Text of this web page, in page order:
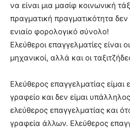
να είναι μια μασίφ κοινωνική
πραγματική πραγματικότητα
ενιαίο φορολογικό σύνολο!
Ελεύθεροι επαγγελματίες είναι
μηχανικοί, αλλά και οι
Ελεύθερος επαγγελματίας
γραφείο και δεν είμαι
ελεύθερος επαγγελματίας και
γραφεία άλλων. Ελεύθερος